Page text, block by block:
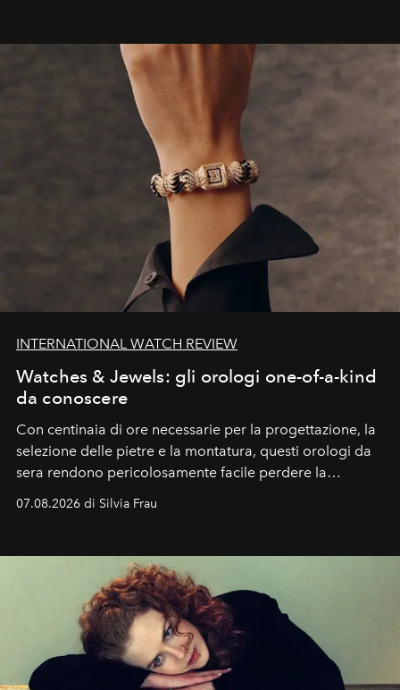
INTERNATIONAL WATCH REVIEW
Watches & Jewels: gli orologi one-of-a-kind
da conoscere
Con centinaia di ore necessarie per la progettazione, la
selezione delle pietre e la montatura, questi orologi da
sera rendono pericolosamente facile perdere la
cognizione del tempo. Ma con quadranti così
07.08.2026 di Silvia Frau